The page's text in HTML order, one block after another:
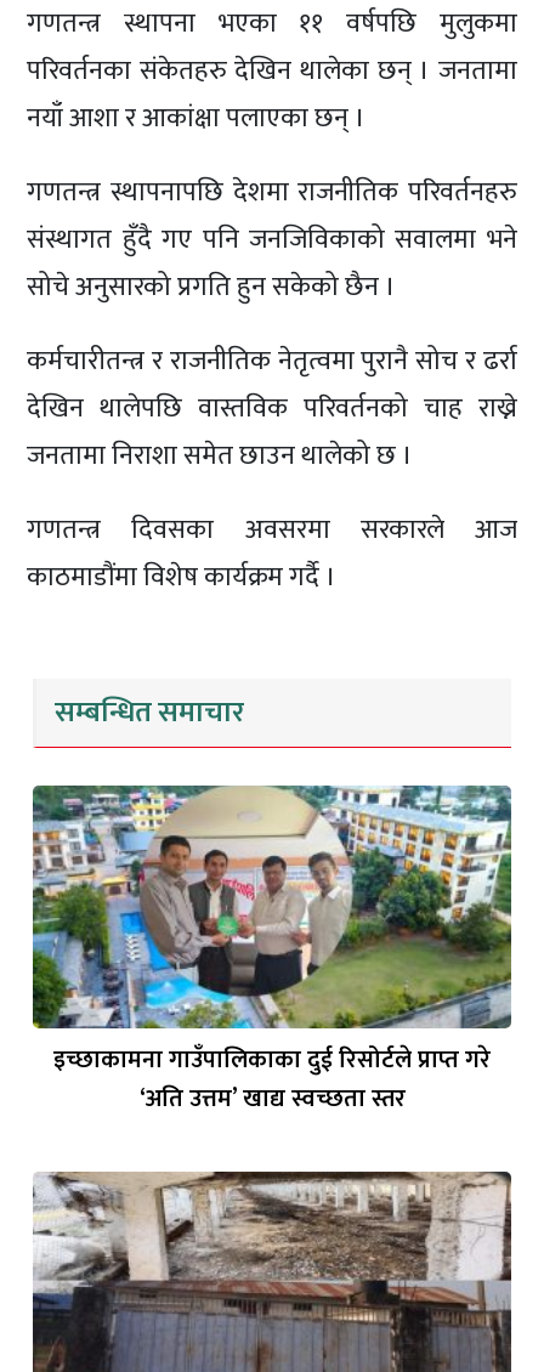
गणतन्त्र स्थापना भएका ११ वर्षपछि मुलुकमा
परिवर्तनका संकेतहरु देखिन थालेका छन् । जनतामा
नयाँ आशा र आकांक्षा पलाएका छन् ।
गणतन्त्र स्थापनापछि देशमा राजनीतिक परिवर्तनहरु
संस्थागत हुँदै गए पनि जनजिविकाको सवालमा भने
सोचे अनुसारको प्रगति हुन सकेको छैन ।
कर्मचारीतन्त्र र राजनीतिक नेतृत्वमा पुरानै सोच र ढर्रा
देखिन थालेपछि वास्तविक परिवर्तनको चाह राख्ने
जनतामा निराशा समेत छाउन थालेको छ ।
गणतन्त्र दिवसका अवसरमा सरकारले आज
काठमाडौंमा विशेष कार्यक्रम गर्दै ।
सम्बन्धित समाचार
इच्छाकामना गाउँपालिकाका दुई रिसोर्टले प्राप्त गरे
‘अति उत्तम’ खाद्य स्वच्छता स्तर